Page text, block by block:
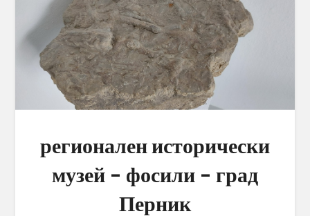
регионален исторически
музей – фосили – град
Перник